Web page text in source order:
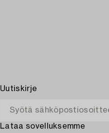
Uutiskirje
Lataa sovelluksemme